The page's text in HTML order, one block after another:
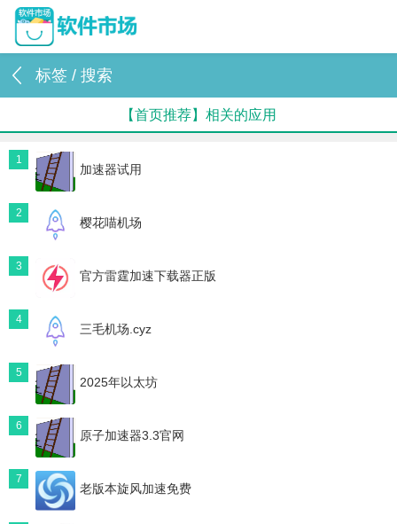
标签 / 搜索
【首页推荐】相关的应用
1
加速器试用
2
樱花喵机场
3
官方雷霆加速下载器正版
4
三毛机场.cyz
5
2025年以太坊
6
原子加速器3.3官网
7
老版本旋风加速免费